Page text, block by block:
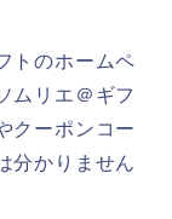
トのホームペ
ムリエ＠ギフ
クーポンコー
分かりません